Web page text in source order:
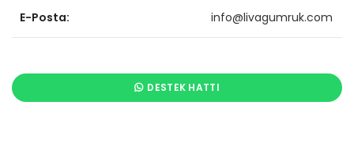
E-Posta: info@livagumruk.com
DESTEK HATTI